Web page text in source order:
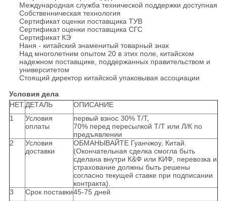
Международная служба технической поддержки доступная
Собственническая технология
Сертификат оценки поставщика ТУВ
Сертификат оценки поставщика СГС
Сертификат КЭ
Наня - китайский знаменитый товарный знак
Над многолетним опытом 20 в этих поле, китайском
надежном поставщике, поддержанных правительством и
университетом
Стоящий директор китайской упаковывая ассоциации
Условия дела
НЕТ.ДЕТАЛЬ
ОПИСАНИЕ
1
Условия
оплаты
первый взнос 30% Т/Т,
70% перед пересылкой Т/Т или Л/К по
предъявлении
2
Условия
доставки
ОБМАНЫВАЙТЕ Гуанчжоу, Китай.
(Окончательная сделка смогла быть
сделана внутри К&Ф или КИФ, перевозка и
страхование должны быть решены
согласно текущей ставке при подписании
контракта).
3
Срок поставки45-75 дней